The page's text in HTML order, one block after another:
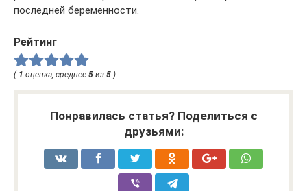
последней беременности.
Рейтинг
( 1 оценка, среднее 5 из 5 )
Понравилась статья? Поделиться с
друзьями: